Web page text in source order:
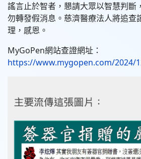
謠言止於智者，懇請大眾以智慧判斷
勿轉發假消息。慈濟醫療法人將追查
理，感恩。
MyGoPen網站查證網址：
https://www.mygopen.com/2024/